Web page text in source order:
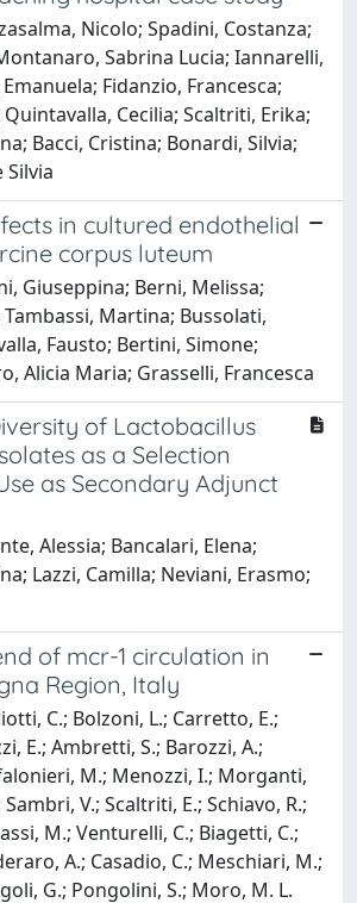
Nicolo; Spadini, Costanza;
Sabrina Lucia; Iannarelli,
Fidanzio, Francesca;
Cecilia; Scaltriti, Erika;
Bacci, Cristina; Bonardi, Silvia;
Silvia
in cultured endothelial
corpus luteum
Giuseppina; Berni, Melissa;
Martina; Bussolati,
Fausto; Bertini, Simone;
Alicia Maria; Grasselli, Francesca
of Lactobacillus
as a Selection
as Secondary Adjunct
Alessia; Bancalari, Elena;
Lazzi, Camilla; Neviani, Erasmo;
of mcr-1 circulation in
Region, Italy
C.; Bolzoni, L.; Carretto, E.;
E.; Ambretti, S.; Barozzi, A.;
M.; Menozzi, I.; Morganti,
V.; Scaltriti, E.; Schiavo, R.;
M.; Venturelli, C.; Biagetti, C.;
A.; Casadio, C.; Meschiari, M.;
G.; Pongolini, S.; Moro, M. L.